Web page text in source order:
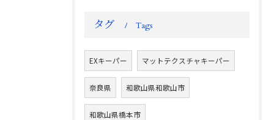
タグ Tags
EXキーパー マットテクスチャキーパー
奈良県 和歌山県和歌山市
和歌山県橋本市